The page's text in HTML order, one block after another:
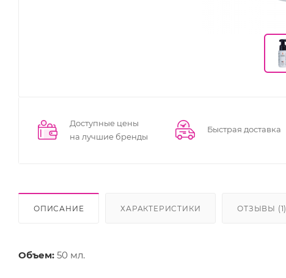
Доступные цены
на лучшие бренды
Быстрая доставка
ОПИСАНИЕ ХАРАКТЕРИСТИКИ ОТЗЫВЫ (1)
Объем: 50 мл.